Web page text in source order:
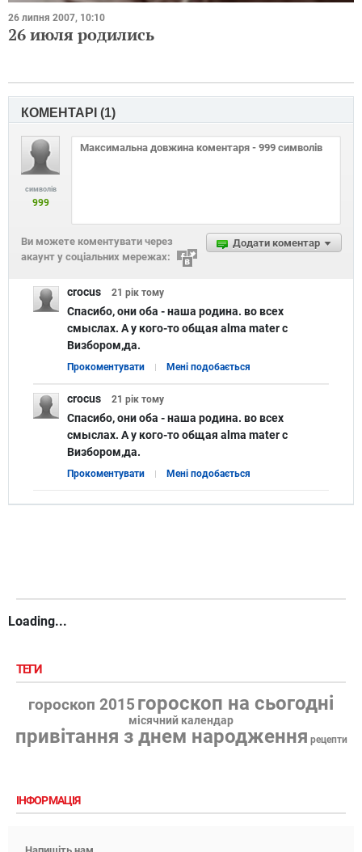
26 липня 2007, 10:10
26 июля родились
КОМЕНТАРІ (1)
символів
999
Додати коментар
Ви можете коментувати через
акаунт у соціальних мережах:
crocus 21 рік тому
Спасибо, они оба - наша родина. во всех
смыслах. А у кого-то общая alma mater с
Визбором,да.
Прокоментувати Мені подобається
crocus 21 рік тому
Спасибо, они оба - наша родина. во всех
смыслах. А у кого-то общая alma mater с
Визбором,да.
Прокоментувати Мені подобається
Loading...
ТЕГИ
гороскоп 2015 гороскоп на сьогодні
місячний календар
привітання з днем народження рецепти
ІНФОРМАЦІЯ
Напишіть нам